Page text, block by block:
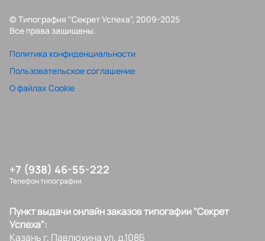
© Типография "Секрет Успеха", 2009-2025
Все права защищены.
Политика конфиденциальности
Пользовательское соглашение
О файлах Cookie
+7 (938) 46-55-222
Телефон типографии
Пункт выдачи онлайн заказов типогафии "Секрет
Успеха":
Казань г, Павлюхина ул, д.108Б